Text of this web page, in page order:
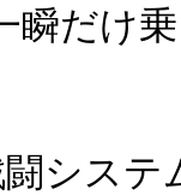
瞬だけ
闘シス